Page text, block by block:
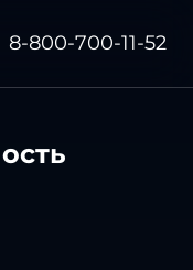
8-800-700-11-52